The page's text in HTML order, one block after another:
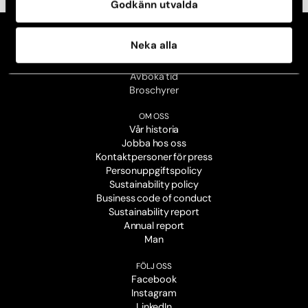
Godkänn utvalda
Neka alla
KONTAKT
Kontakta din klinik
Avboka tid
Broschyrer
OM OSS
Vår historia
Jobba hos oss
Kontaktpersoner för press
Personuppgiftspolicy
Sustainability policy
Business code of conduct
Sustainability report
Annual report
Man
FÖLJ OSS
Facebook
Instagram